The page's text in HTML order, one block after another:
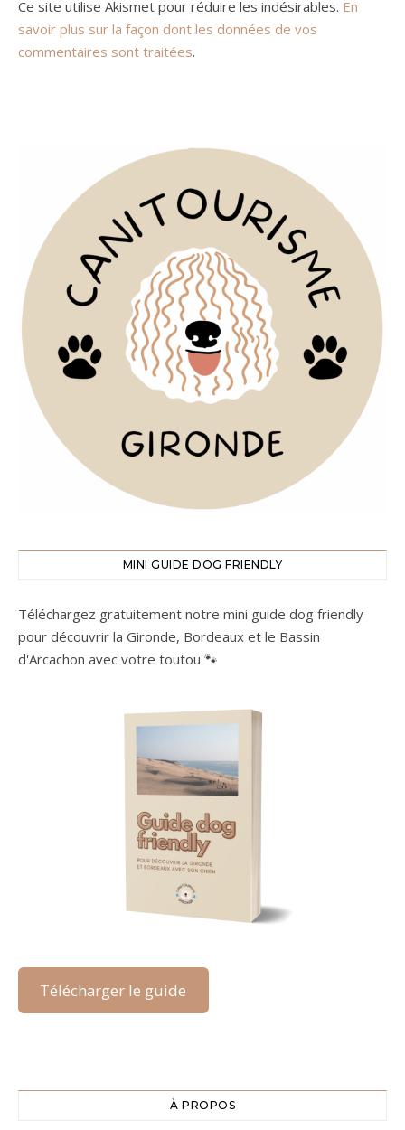
Ce site utilise Akismet pour réduire les indésirables. En
savoir plus sur la façon dont les données de vos
commentaires sont traitées.
MINI GUIDE DOG FRIENDLY
Téléchargez gratuitement notre mini guide dog friendly
pour découvrir la Gironde, Bordeaux et le Bassin
d'Arcachon avec votre toutou 🐾
Télécharger le guide
À PROPOS